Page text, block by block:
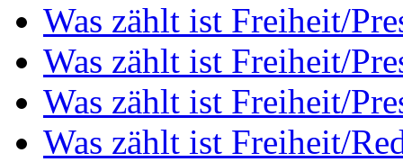
Was zählt ist Freiheit/
Was zählt ist Freiheit/
Was zählt ist Freiheit/
Was zählt ist Freiheit/